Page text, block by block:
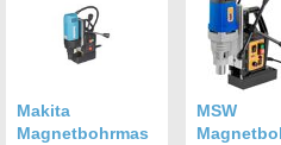
Makita
Magnetbohrmas
MSW